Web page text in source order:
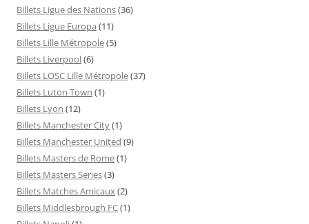
Billets Ligue des Nations(36)
Billets Ligue Europa (11)
Billets Lille Métropole(5)
Billets Liverpool(6)
Billets LOSC Lille Métropole(37)
Billets Luton Town (1)
Billets Lyon (12)
Billets Manchester City(1)
Billets Manchester United (9)
Billets Masters de Rome(1)
Billets Masters Series(3)
Billets Matches Amicaux(2)
Billets Middlesbrough FC(1)